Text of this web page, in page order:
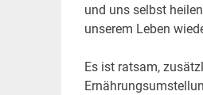
und uns selbst
unserem Leben
Es ist ratsam,